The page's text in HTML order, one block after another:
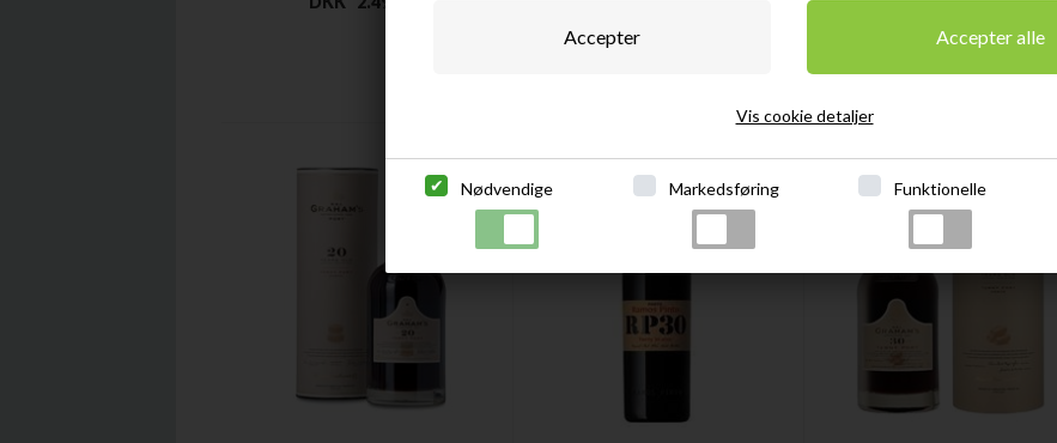
Nødvendige Markedsføring Funktionelle
Vis cookie detaljer